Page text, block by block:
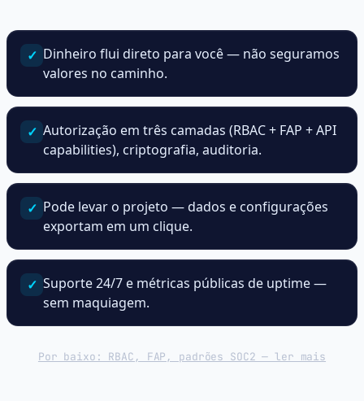
✓ Dinheiro flui direto para você — não seguramos
valores no caminho.
✓ Autorização em três camadas (RBAC + FAP + API
capabilities), criptografia, auditoria.
✓ Pode levar o projeto — dados e configurações
exportam em um clique.
✓ Suporte 24/7 e métricas públicas de uptime —
sem maquiagem.
Por baixo: RBAC, FAP, padrões SOC2 — ler mais